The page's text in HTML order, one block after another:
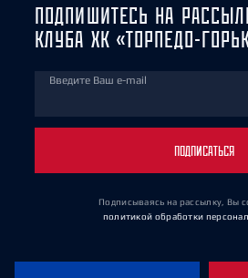
ПОДПИШИТЕСЬ НА
КЛУБА ХК «ТОРПЕДО-
Введите Ваш e-mail
ПОДПИСАТЬСЯ
Подписываясь на рассылку, Вы
политикой обработки